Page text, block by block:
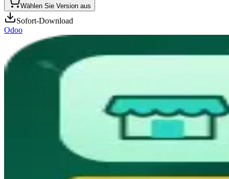
Wählen Sie Version aus
Sofort-Download
Odoo